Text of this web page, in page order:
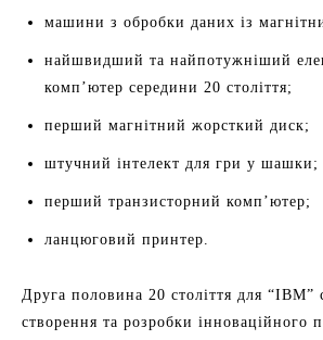
машини з обробки даних із
найшвидший та найпотужніший
комп’ютер середини 20 століття;
перший магнітний жорсткий диск;
штучний інтелект для гри у шашки;
перший транзисторний комп’ютер;
ланцюговий принтер.
Друга половина 20 століття для “IBM”
створення та розробки інноваційного